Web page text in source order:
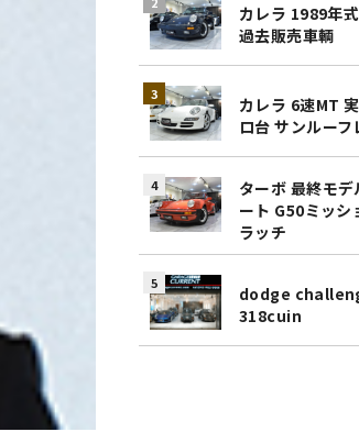
カレラ 1989年
過去販売車輌
カレラ 6速MT
ロ台 サンルーフ
ターボ 最終モ
ート G50ミッシ
ラッチ
dodge
318cuin